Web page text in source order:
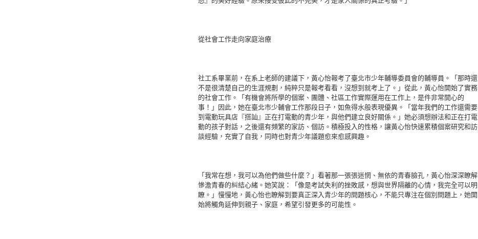
從社會工作走向家庭治療
社工系畢業前，在系上老師的建議下，黃心怡報考了臺北市少年輔導委員會的輔導員。「那時還
不是很清楚自己的生涯規劃，純粹只是報考看看，沒想到就考上了。」從此，黃心怡開始了實務
的社會工作。「有機會將所學的個案、團體、社區工作實際運用在工作上，是件非常開心的
事！」因此，她在臺北市少輔會工作那段日子，如魚得水般表現優異。「當年我們的工作還需要
到電動玩具店『搭訕』正在打電動的青少年，與他們建立良好關係。」她必須想辦法和正在打電
動的孩子對話，之後還有頻繁的家訪、個訪。積極投入的性格，讓黃心怡快速累積個案研究和訪
談經驗，充實了自我，同時也對青少年議題愈來愈感興趣。
「我常在想，我可以為他們做些什麼？」看著那一張張迷惘、無依的青春臉孔，黃心怡深深瞭解
慘澹青春的糾結心緒。她笑說：「像是考試失利的挫敗感，想與世界隔離的心情，我完全可以明
瞭。」慢慢地，黃心怡也瞭解到要真正深入青少年的問題核心，不能只專注在個別問題上，她開
始將觸角延伸到親子、家庭，希望引發更多的可能性。